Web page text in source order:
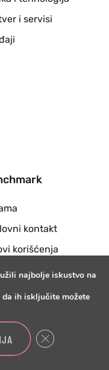
i servisi
kontakt
korišćenja
najbolje iskustvo na
ih isključite možete
Close GDPR